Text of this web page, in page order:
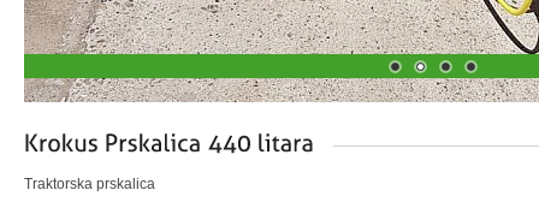
Traktorska prskalica